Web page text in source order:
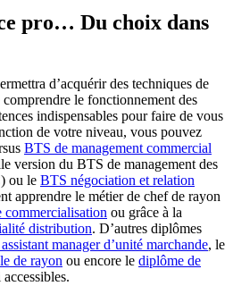
pro… Du choix dans
d’acquérir des techniques de
le fonctionnement des
indispensables pour faire de vous
de votre niveau, vous pouvez
BTS de management commercial
version du BTS de management des
ou le BTS négociation et relation
apprendre le métier de chef de rayon
ou grâce à la
distribution. D’autres diplômes
manager d’unité marchande, le
de rayon ou encore le diplôme de
accessibles.